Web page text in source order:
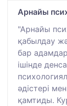
Арнайы
"Арнайы
қабылдау
бар
ішінде
әдістері
қамтиды.